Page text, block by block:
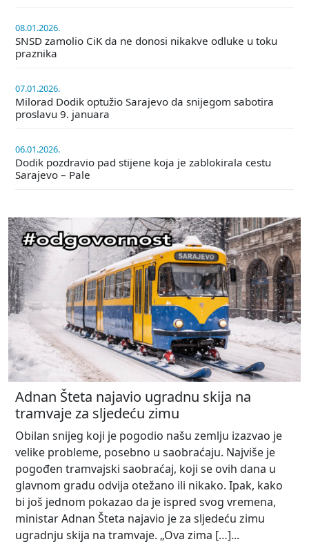
08.01.2026.
SNSD zamolio CiK da ne donosi nikakve odluke u toku
praznika
07.01.2026.
Milorad Dodik optužio Sarajevo da snijegom sabotira
proslavu 9. januara
06.01.2026.
Dodik pozdravio pad stijene koja je zablokirala cestu
Sarajevo – Pale
Adnan Šteta najavio ugradnu skija na
tramvaje za sljedeću zimu
Obilan snijeg koji je pogodio našu zemlju izazvao je
velike probleme, posebno u saobraćaju. Najviše je
pogođen tramvajski saobraćaj, koji se ovih dana u
glavnom gradu odvija otežano ili nikako. Ipak, kako
bi još jednom pokazao da je ispred svog vremena,
ministar Adnan Šteta najavio je za sljedeću zimu
ugradnju skija na tramvaje. „Ova zima […]...